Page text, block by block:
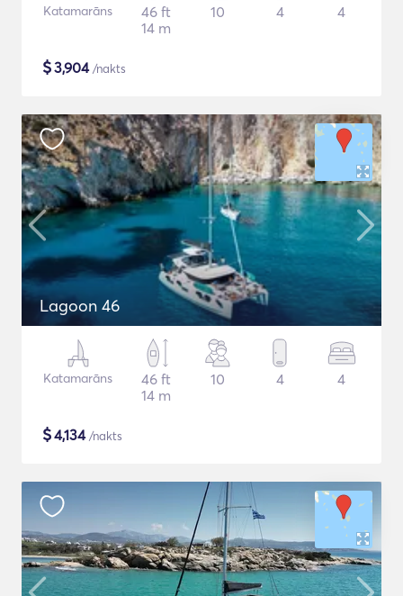
Katamarāns
46 ft
14 m
10 4 4
$3,904/nakts
Lagoon 46
Katamarāns
46 ft
14 m
10 4 4
$4,134/nakts